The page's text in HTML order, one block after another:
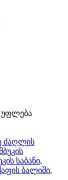
უფლება
ძაღლის
საბანი,
ბალიში,